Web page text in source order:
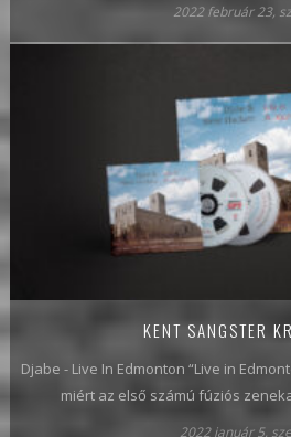
2022 február 23,
KENT SANGSTER
Djabe - Live In Edmonton “Live in
miért az első számú fúziós
2022 január 5,